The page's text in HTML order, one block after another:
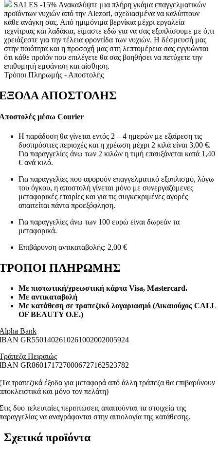
SALES -15% Ανακαλύψτε μια πλήρη γκάμα επαγγελματικών
προϊόντων νυχιών από την Alezori, σχεδιασμένα να καλύπτουν
κάθε ανάγκη σας. Από ημιμόνιμα βερνίκια μέχρι εργαλεία
τεχνίτριας και λαδάκια, είμαστε εδώ για να σας εξοπλίσουμε με ό,τι
χρειάζεστε για την τέλεια φροντίδα των νυχιών. Η δέσμευσή μας
στην ποιότητα και η προσοχή μας στη λεπτομέρεια σας εγγυώνται
ότι κάθε προϊόν που επιλέγετε θα σας βοηθήσει να πετύχετε την
επιθυμητή εμφάνιση και αίσθηση.
Τρόποι Πληρωμής - Αποστολής
ΑΠΟΣΤΟΛΗΣ
μέσω Courier
Η παράδοση θα γίνεται εντός 2 – 4 ημερών με εξαίρεση τις
δυσπρόσιτες περιοχές και η χρέωση μέχρι 2 κιλά είναι 3,00 €.
Για παραγγελίες άνω των 2 κιλών η τιμή επαυξάνεται κατά 1,40
€ ανά κιλό.
Για παραγγελίες που αφορούν επαγγελματικό εξοπλισμό, λόγω
του όγκου, η αποστολή γίνεται μόνο με συνεργαζόμενες
μεταφορικές εταιρίες και για τις συγκεκριμένες αγορές
απαιτείται πάντα προεξόφληση.
Για παραγγελίες άνω των 100 ευρώ είναι δωρεάν τα
μεταφορικά.
Επιβάρυνση αντικαταβολής: 2,00 €
ΠΛΗΡΩΜΗΣ
Με πιστωτική/χρεωστική κάρτα Visa, Mastercard.
Με αντικαταβολή
Με κατάθεση σε τραπεζικό λογαριασμό (Δικαιούχος CALL
OF BEAUTY O.E.)
Bank
GR5501402610261002002005924
Πειραιώς
GR8601717270006727162523782
τραπεζικά έξοδα για μεταφορά από άλλη τράπεζα θα επιβαρύνουν
και μόνο τον πελάτη)
δυο τελευταίες περιπτώσεις απαιτούνται τα στοιχεία της
να αναγράφονται στην αιτιολογία της κατάθεσης.
Σχετικά προϊόντα